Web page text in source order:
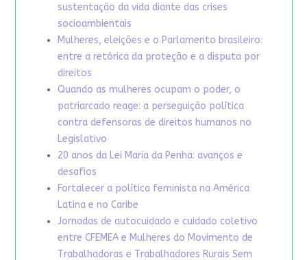
sustentação da vida diante das crises
socioambientais
Mulheres, eleições e o Parlamento brasileiro:
entre a retórica da proteção e a disputa por
direitos
Quando as mulheres ocupam o poder, o
patriarcado reage: a perseguição política
contra defensoras de direitos humanos no
Legislativo
20 anos da Lei Maria da Penha: avanços e
desafios
Fortalecer a política feminista na América
Latina e no Caribe
Jornadas de autocuidado e cuidado coletivo
entre CFEMEA e Mulheres do Movimento de
Trabalhadoras e Trabalhadores Rurais Sem